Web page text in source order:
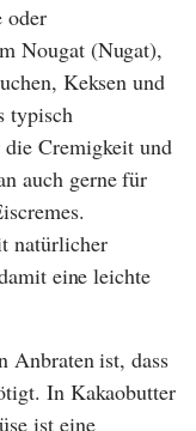
oder
Nougat (Nugat),
Keksen und
typisch
Cremigkeit und
auch gerne für
natürlicher
eine leichte
Anbraten ist, dass
In Kakaobutter
ist eine